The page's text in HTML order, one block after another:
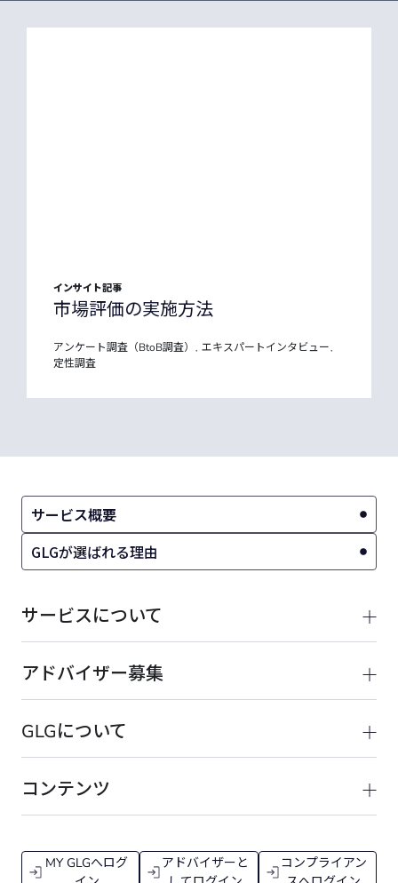
インサイト記事
市場評価の実施方法
アンケート調査（BtoB調査） , エキスパートインタビュー,
定性調査
サービス概要
GLGが選ばれる理由
サービスについて
アドバイザー募集
GLGについて
コンテンツ
MY GLGへログ
アドバイザーと
コンプライアン